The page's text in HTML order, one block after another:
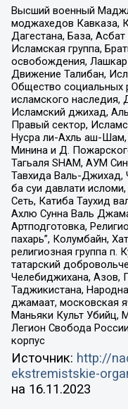
Высший военный
моджахедов Кавказа,
Дагестана, База,
Исламская группа,
освобождения,
Движение Талибан,
Общество
исламского
Исламский джихад,
Правый сектор,
Нусра ли-Ахль аш-Шам,
Минина и Д.
Тагьаля SHAM, АУМ
Тавхида Валь-Джихад,
ба суи давлати
Сеть, Катиба Таухид
Ахлю Сунна Валь
Артподготовка,
пахарь”, Колумбайн,
религиозная группа п.
татарский
Челебиджихана, Азов,
Таджикистана,
джамаат, московская
Маньяки Культ Убийц,
Легион Свобода
корпус
Источник: http://
ekstremistskie-
на 16.11.2023